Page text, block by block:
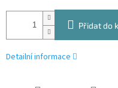
Přidat do
Detailní informace